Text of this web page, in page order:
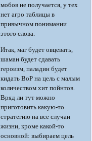
мобов не получается, у тех
нет агро таблицы в
привычном понимании
этого слова.
Итак, маг будет овцевать,
шаман будет сдавать
героизм, паладин будет
кидать BoP на цель с малым
количеством хит пойнтов.
Вряд ли тут можно
приготовить какую-то
стратегию на все случаи
жизни, кроме какой-то
основной: выбираем цель